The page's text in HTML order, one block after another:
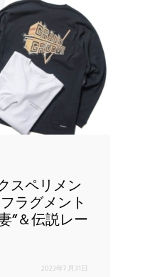
スペリメン
ラグメント
”＆伝説レー
2023年7月31日